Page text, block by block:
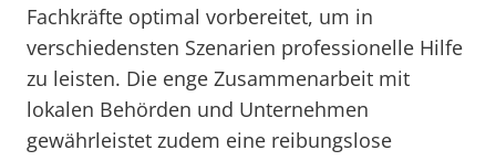
Fachkräfte optimal vorbereitet, um in
verschiedensten Szenarien professionelle Hilfe
zu leisten. Die enge Zusammenarbeit mit
lokalen Behörden und Unternehmen
gewährleistet zudem eine reibungslose